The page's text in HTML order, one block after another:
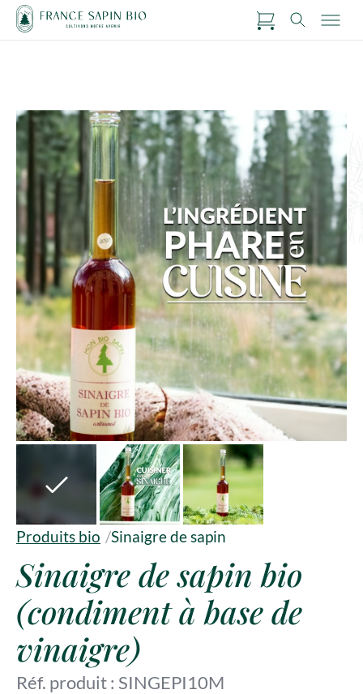
Diaporama
Produits bio /Sinaigre de sapin
Sinaigre de sapin bio
(condiment à base de
vinaigre)
Réf. produit : SINGEPI10M